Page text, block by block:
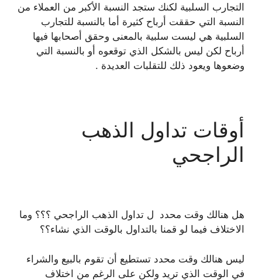
التجارب السلبية لكنك ستجد النسبة الأكبر من العملاء من
النسبة التي حققت أرباح كثيرة أما بالنسبة للتجارب
السلبية هي ليست سلبية بالمعنى وحقق أصحابها فيها
أرباح لكن ليس بالشكل الذي توقعوه أو بالنسبة التي
وضعوها ويعود ذلك للتقلبات العديدة .
أوقات تداول الذهب
الراجحي
هل هنالك وقت محدد ل تداول الذهب الراجحي ؟؟؟ وما
الاختلاف فيما لو قمنا بالتداول بالوقت الذي نشاء؟؟
ليس هنالك وقت محدد تستطيع أن تقوم بالبيع والشراء
في الوقت الذي تريد ولكن على الرغم من اختلاف